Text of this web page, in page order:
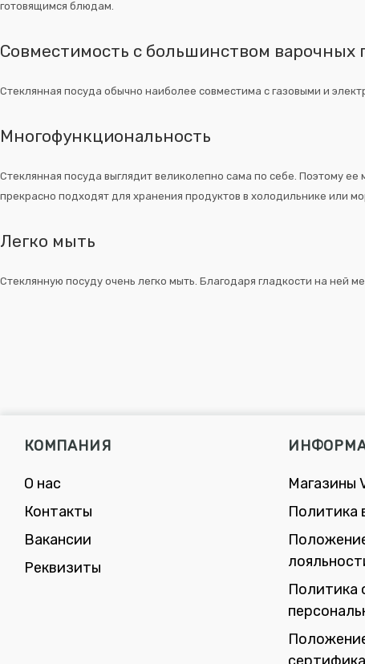
готовящимся блюдам.
Совместимость с большинством варочных
Стеклянная посуда обычно наиболее совместима с газовыми и
Многофункциональность
Стеклянная посуда выглядит великолепно сама по себе. Поэтому
прекрасно подходят для хранения продуктов в холодильнике или
Легко мыть
Стеклянную посуду очень легко мыть. Благодаря гладкости на ней
КОМПАНИЯ
О нас
Контакты
Вакансии
Реквизиты
Магазины
Политика
Политика